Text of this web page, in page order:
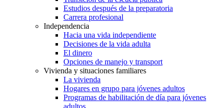
Estudios después de la preparatoria
Carrera profesional
Independencia
Hacia una vida independiente
Decisiones de la vida adulta
El dinero
Opciones de manejo y transport
Vivienda y situaciones familiares
La vivienda
Hogares en grupo para jóvenes adultos
Programas de habilitación de día para jóvenes
adultos